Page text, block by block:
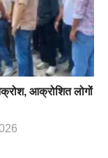
आक्रोशित लोगों